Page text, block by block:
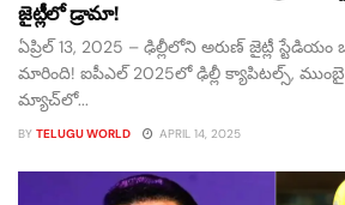
జైట్లీలో డ్రామా!
ఏప్రిల్ 13, 2025 – ఢిల్లీలోని అరుణ్ జైట్లీ
మారింది! ఐపీఎల్ 2025లో ఢిల్లీ క్యాపిటల్స్,
మ్యాచ్‌లో...
BY TELUGU WORLD APRIL 14, 2025